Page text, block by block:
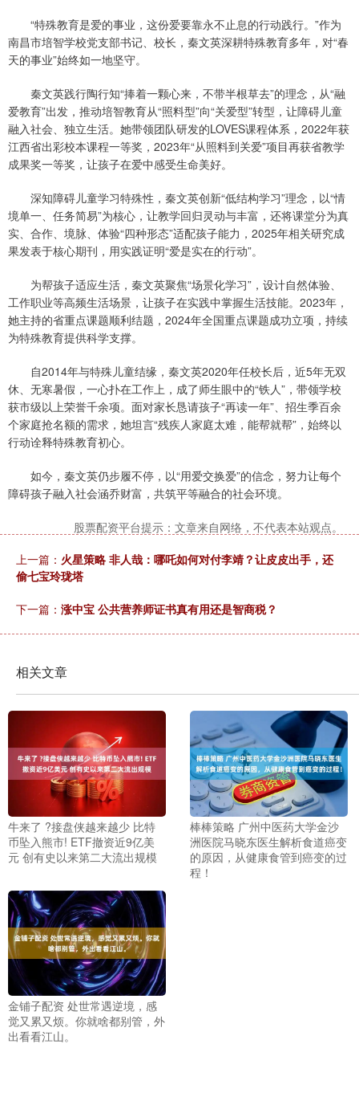
“特殊教育是爱的事业，这份爱要靠永不止息的行动践行。”作为
南昌市培智学校党支部书记、校长，秦文英深耕特殊教育多年，对“春
天的事业”始终如一地坚守。
秦文英践行陶行知“捧着一颗心来，不带半根草去”的理念，从“融
爱教育”出发，推动培智教育从“照料型”向“关爱型”转型，让障碍儿童
融入社会、独立生活。她带领团队研发的LOVES课程体系，2022年获
江西省出彩校本课程一等奖，2023年“从照料到关爱”项目再获省教学
成果奖一等奖，让孩子在爱中感受生命美好。
深知障碍儿童学习特殊性，秦文英创新“低结构学习”理念，以“情
境单一、任务简易”为核心，让教学回归灵动与丰富，还将课堂分为真
实、合作、境脉、体验“四种形态”适配孩子能力，2025年相关研究成
果发表于核心期刊，用实践证明“爱是实在的行动”。
为帮孩子适应生活，秦文英聚焦“场景化学习”，设计自然体验、
工作职业等高频生活场景，让孩子在实践中掌握生活技能。2023年，
她主持的省重点课题顺利结题，2024年全国重点课题成功立项，持续
为特殊教育提供科学支撑。
自2014年与特殊儿童结缘，秦文英2020年任校长后，近5年无双
休、无寒暑假，一心扑在工作上，成了师生眼中的“铁人”，带领学校
获市级以上荣誉千余项。面对家长恳请孩子“再读一年”、招生季百余
个家庭抢名额的需求，她坦言“残疾人家庭太难，能帮就帮”，始终以
行动诠释特殊教育初心。
如今，秦文英仍步履不停，以“用爱交换爱”的信念，努力让每个
障碍孩子融入社会涵乔财富，共筑平等融合的社会环境。
股票配资平台提示：文章来自网络，不代表本站观点。
上一篇： 火星策略 非人哉：哪吒如何对付李靖？让皮皮出手，还
偷七宝玲珑塔
下一篇： 涨中宝 公共营养师证书真有用还是智商税？
相关文章
牛来了 ?接盘侠越来越少 比特
币坠入熊市! ETF撤资近9亿美
元 创有史以来第二大流出规模
棒棒策略 广州中医药大学金沙
洲医院马晓东医生解析食道癌变
的原因，从健康食管到癌变的过
程！
金铺子配资 处世常遇逆境，感
觉又累又烦。你就啥都别管，外
出看看江山。